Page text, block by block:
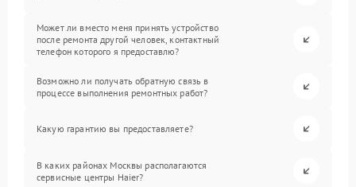
Может ли вместо меня принять устройство
после ремонта другой человек, контактный
телефон которого я предоставлю?
Возможно ли получать обратную связь в
процессе выполнения ремонтных работ?
Какую гарантию вы предоставляете?
В каких районах Москвы располагаются
сервисные центры Haier?